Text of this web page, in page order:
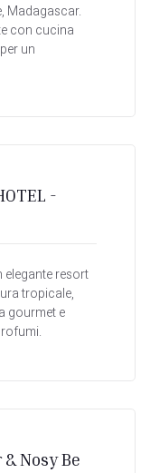
Madagascar.
con cucina
un
-
elegante resort
tropicale,
gourmet e
Nosy Be